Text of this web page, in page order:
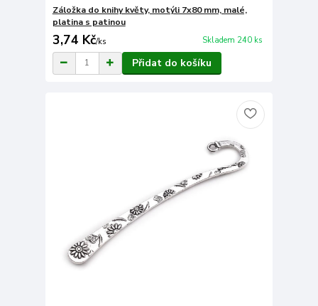
Záložka do knihy květy, motýli 7x80 mm, malé,
platina s patinou
3,74 Kč/ks Skladem 240 ks
Přidat do košíku